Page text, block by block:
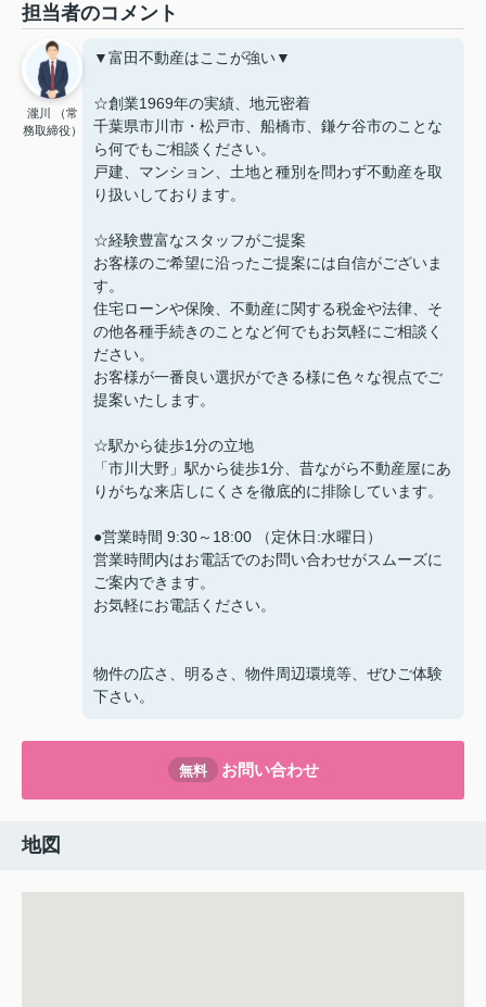
担当者のコメント
瀧川 （常
務取締役）
▼富田不動産はここが強い▼
☆創業1969年の実績、地元密着
千葉県市川市・松戸市、船橋市、鎌ケ谷市のことな
ら何でもご相談ください。
戸建、マンション、土地と種別を問わず不動産を取
り扱いしております。
☆経験豊富なスタッフがご提案
お客様のご希望に沿ったご提案には自信がございま
す。
住宅ローンや保険、不動産に関する税金や法律、そ
の他各種手続きのことなど何でもお気軽にご相談く
ださい。
お客様が一番良い選択ができる様に色々な視点でご
提案いたします。
☆駅から徒歩1分の立地
「市川大野」駅から徒歩1分、昔ながら不動産屋にあ
りがちな来店しにくさを徹底的に排除しています。
●営業時間 9:30～18:00 （定休日:水曜日）
営業時間内はお電話でのお問い合わせがスムーズに
ご案内できます。
お気軽にお電話ください。
物件の広さ、明るさ、物件周辺環境等、ぜひご体験
下さい。
無料 お問い合わせ
地図